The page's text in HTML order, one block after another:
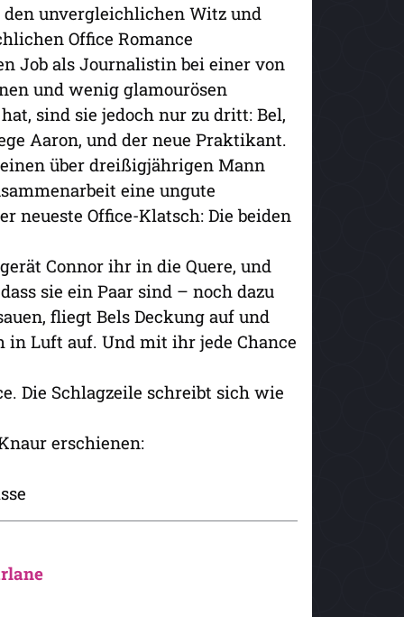
unvergleichlichen Witz und
Office Romance
Job als Journalistin bei einer von
und wenig glamourösen
sind sie jedoch nur zu dritt: Bel,
Aaron, und der neue Praktikant.
über dreißigjährigen Mann
eine ungute
neueste Office-Klatsch: Die beiden
Connor ihr in die Quere, und
sie ein Paar sind – noch dazu
fliegt Bels Deckung auf und
in Luft auf. Und mit ihr jede Chance
Die Schlagzeile schreibt sich wie
erschienen: